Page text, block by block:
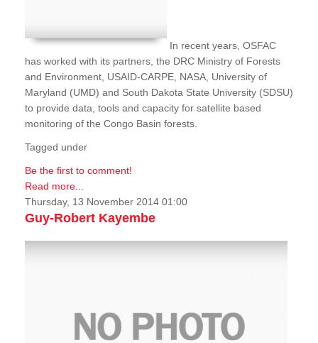
In recent years, OSFAC
has worked with its partners, the DRC Ministry of Forests
and Environment, USAID-CARPE, NASA, University of
Maryland (UMD) and South Dakota State University (SDSU)
to provide data, tools and capacity for satellite based
monitoring of the Congo Basin forests.
Tagged under
Be the first to comment!
Read more...
Thursday, 13 November 2014 01:00
Guy-Robert Kayembe